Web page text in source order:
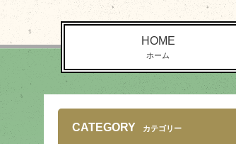
HOME
ホーム
CATEGORY カテゴリー